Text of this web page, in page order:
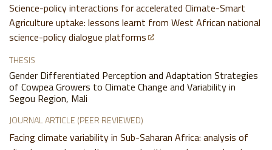
Science-policy interactions for accelerated Climate-Smart
Agriculture uptake: lessons learnt from West African national
science-policy dialogue platforms
THESIS
Gender Differentiated Perception and Adaptation Strategies
of Cowpea Growers to Climate Change and Variability in
Segou Region, Mali
JOURNAL ARTICLE (PEER REVIEWED)
Facing climate variability in Sub-Saharan Africa: analysis of